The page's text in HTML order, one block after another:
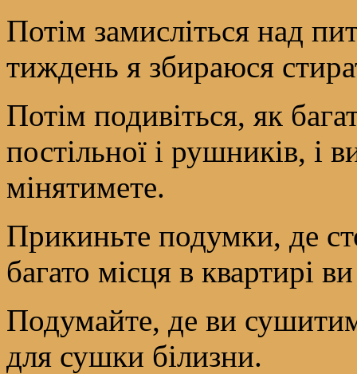
Потім замисліться над
тиждень я збираюся
Потім подивіться, як
постільної і рушників, і
мінятимете.
Прикиньте подумки, де
багато місця в квартирі
Подумайте, де ви
для сушки білизни.